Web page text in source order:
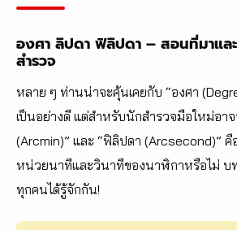
องศา ลิปดา ฟิลิปดา – สอนที่มาแล
สำรวจ
หลาย ๆ ท่านน่าจะคุ้นเคยกับ “องศา
เป็นอย่างดี แต่สำหรับนักสำรวจมือใหม่อา
(Arcmin)” และ “ฟิลิปดา (Arcsecond)” คื
หน่วยนาทีและวินาทีของนาฬิกาหรือไม่ บ
ทุกคนได้รู้จักกัน!